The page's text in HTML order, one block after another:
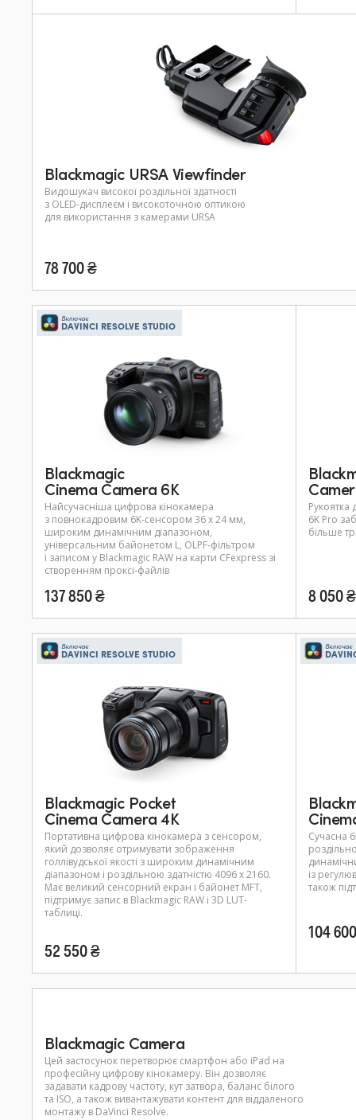
Blackmagic URSA Viewfinder
Видошукач високої роздільної здатності
з OLED-дисплеєм і високоточною оптикою
для використання з камерами URSA
78 700 ₴
Включає
DAVINCI RESOLVE STUDIO
Blackmagic
Cinema Camera 6K
Найсучасніша цифрова кінокамера
з повнокадровим 6K‑сенсором 36 x 24 мм,
широким динамічним діапазоном,
універсальним байонетом L, OLPF‑фільтром
і записом у Blackmagic RAW на карти CFexpress зі
створенням проксі‑файлів
137 850 ₴
Рукоятка
6K Pro
більше
8 050 ₴
Включає
DAVINCI RESOLVE STUDIO
Blackmagic Pocket
Cinema Camera 4K
Портативна цифрова кінокамера з сенсором,
який дозволяє отримувати зображення
голлівудської якості з широким динамічним
діапазоном і роздільною здатністю 4096 х 2160.
Має великий сенсорний екран і байонет MFT,
підтримує запис в Blackmagic RAW і 3D LUT-
таблиці.
52 550 ₴
Включає
Сучасна
із
також
104
Blackmagic Camera
Цей застосунок перетворює смартфон або iPad на
професійну цифрову кінокамеру. Він дозволяє
задавати кадрову частоту, кут затвора, баланс білого
та ISO, а також вивантажувати контент для віддаленого
монтажу в DaVinci Resolve.